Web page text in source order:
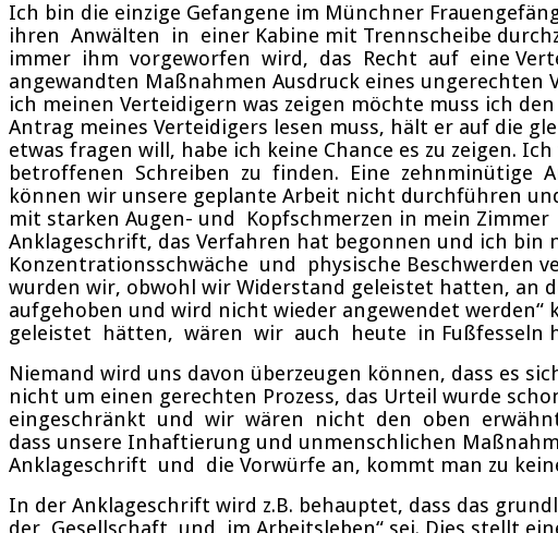
Ich bin die einzige Gefangene im Münchner
ihren Anwälten in einer Kabine mit Trennscheibe
immer ihm vorgeworfen wird, das Recht auf eine
angewandten Maßnahmen Ausdruck eines
ich meinen Verteidigern was zeigen möchte muss ich
Antrag meines Verteidigers lesen muss, hält er auf die
etwas fragen will, habe ich keine Chance es zu
betroffenen Schreiben zu finden. Eine zehnminütige
können wir unsere geplante Arbeit nicht durchführen
mit starken Augen- und Kopfschmerzen in mein
Anklageschrift, das Verfahren hat begonnen und ich
Konzentrationsschwäche und physische Beschwerden
wurden wir, obwohl wir Widerstand geleistet hatten, an
aufgehoben und wird nicht wieder angewendet
geleistet hätten, wären wir auch heute in Fußfesseln
Niemand wird uns davon überzeugen können, dass es
nicht um einen gerechten Prozess, das Urteil wurde
eingeschränkt und wir wären nicht den oben
dass unsere Inhaftierung und unmenschlichen
Anklageschrift und die Vorwürfe an, kommt man zu
In der Anklageschrift wird z.B. behauptet, dass das